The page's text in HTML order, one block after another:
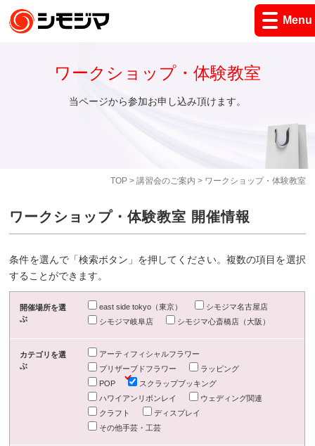
Menu
TOP> 講習会のご案内 > ワークショップ・体験教室
ワークショップ・体験教室
当ページから参加お申し込み頂けます。
ワークショップ・体験教室 開催情報
条件を選んで「検索ボタン」を押してください。複数の項目を選択
することができます。
開催場所を選
ぶ
east side tokyo（東京）
シモジマ名古屋店
シモジマ岐阜店
シモジマ心斎橋店（大阪）
カテゴリを選
ぶ
アーティフィシャルフラワー
プリザーブドフラワー
ラッピング
POP
スクラップブッキング
ハワイアンリボンレイ
ウェディング関連
クラフト
ディスプレイ
その他手芸・工芸